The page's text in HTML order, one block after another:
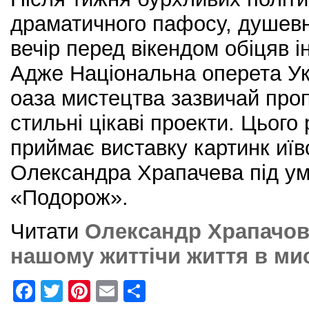
драматичного пафосу,
вечір перед вікендом обіцяв
Адже Національна оперета
оаза мистецтва зазвичай
стильні цікаві проекти.
приймає виставку картинк
Олександра Храпачева під
«Подорож».
Читати Олександр
нашому життічи життя в
F
T
Pi
E